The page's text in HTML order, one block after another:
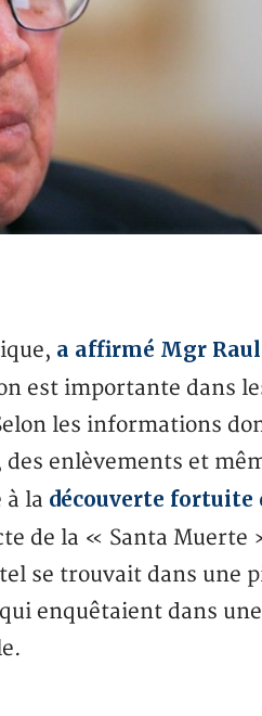
a affirmé Mgr Raul
est importante dans
les informations
enlèvements et
la découverte fortuite
de la « Santa Muerte
se trouvait dans une
enquêtaient dans